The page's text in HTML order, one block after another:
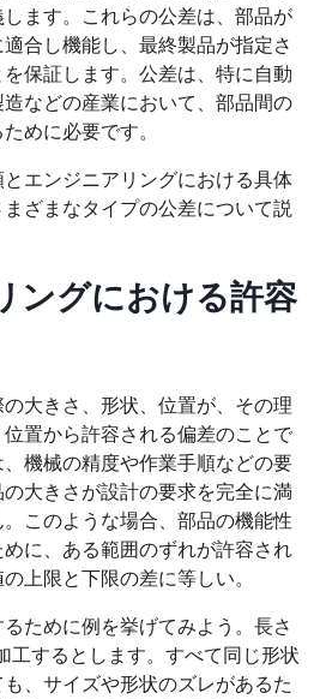
ます。これらの公差は、部品が
合し機能し、最終製品が指定さ
保証します。公差は、特に自動
などの産業において、部品間の
めに必要です。
エンジニアリングにおける具体
ざまなタイプの公差について説
ングにおける許容
大きさ、形状、位置が、その理
置から許容される偏差のことで
機械の精度や作業手順などの要
大きさが設計の要求を完全に満
このような場合、部品の機能性
に、ある範囲のずれが許容され
上限と下限の差に等しい。
ために例を挙げてみよう。長さ
工するとします。すべて同じ形状
、サイズや形状のズレがあるた